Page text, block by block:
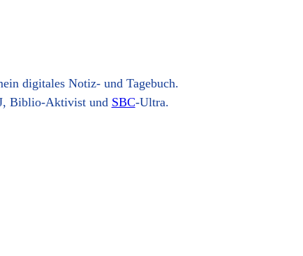
digitales Notiz- und Tagebuch.
Biblio-Aktivist und SBC-Ultra.